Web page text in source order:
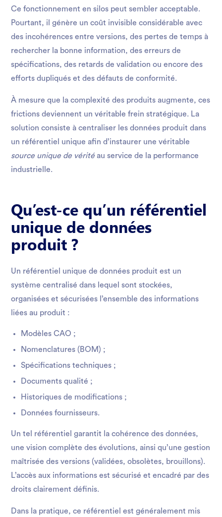
Ce fonctionnement en silos peut sembler acceptable.
Pourtant, il génère un coût invisible considérable avec
des incohérences entre versions, des pertes de temps à
rechercher la bonne information, des erreurs de
spécifications, des retards de validation ou encore des
efforts dupliqués et des défauts de conformité.
À mesure que la complexité des produits augmente, ces
frictions deviennent un véritable frein stratégique. La
solution consiste à centraliser les données produit dans
un référentiel unique afin d’instaurer une véritable
source unique de véritéau service de la performance
industrielle.
Qu’est-ce qu’un référentiel
unique de données
produit ?
Un référentiel unique de données produit est un
système centralisé dans lequel sont stockées,
organisées et sécurisées l’ensemble des informations
liées au produit :
Modèles CAO ;
Nomenclatures (BOM) ;
Spécifications techniques ;
Documents qualité ;
Historiques de modifications ;
Données fournisseurs.
Un tel référentiel garantit la cohérence des données,
une vision complète des évolutions, ainsi qu’une gestion
maîtrisée des versions (validées, obsolètes, brouillons).
L’accès aux informations est sécurisé et encadré par des
droits clairement définis.
Dans la pratique, ce référentiel est généralement mis